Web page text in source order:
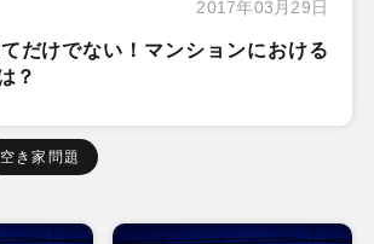
2017年03月29日
だけでない！マンションにおける
？
空き家問題